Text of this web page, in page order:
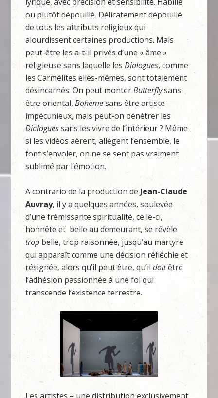
ou plutôt dépouillé. Délicatement dépouillé
de tous les attributs religieux qui
alourdissent certaines productions. Mais
peut-être les a-t-il privés d’une « âme »
religieuse sans laquelle lesDialogues, comme
les Carmélites elles-mêmes, sont totalement
désincarnés. On peut monterButterflysans
être oriental,Bohèmesans être artiste
impécunieux, mais peut-on pénétrer les
Dialoguessans les vivre de l’intérieur ? Même
si les vidéos aèrent, allègent l’ensemble, le
font s’envoler, on ne se sent pas vraiment
sublimé par l’émotion.
A contrario de la production de Jean-Claude
Auvray, il y a quelques années, soulevée
d’une frémissante spiritualité, celle-ci,
honnête et belle au demeurant, se révèle
trop belle, trop raisonnée, jusqu’au martyre
qui apparaît comme une décision réfléchie et
résignée, alors qu’il peut être, qu’ildoitêtre
l’adhésion passionnée à une foi qui
transcende l’existence terrestre.
Les artistes – une distribution exclusivement